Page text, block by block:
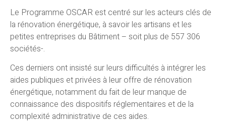
Le Programme OSCAR est centré sur les acteurs clés de
la rénovation énergétique, à savoir les artisans et les
petites entreprises du Bâtiment – soit plus de 557 306
sociétés-.
Ces derniers ont insisté sur leurs difficultés à intégrer les
aides publiques et privées à leur offre de rénovation
énergétique, notamment du fait de leur manque de
connaissance des dispositifs réglementaires et de la
complexité administrative de ces aides.